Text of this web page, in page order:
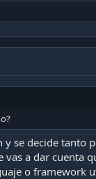
se decide tanto
a dar cuenta
o framework